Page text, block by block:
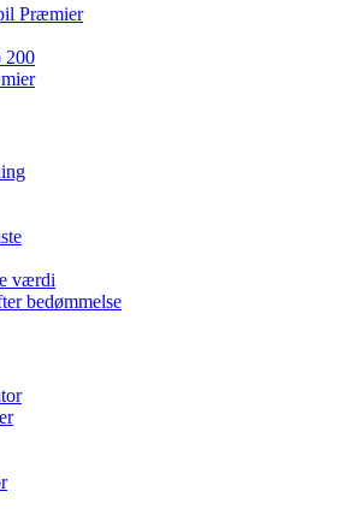
Præmier
200
værdi
bedømmelse